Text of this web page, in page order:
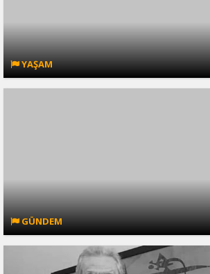
YAŞAM
GÜNDEM